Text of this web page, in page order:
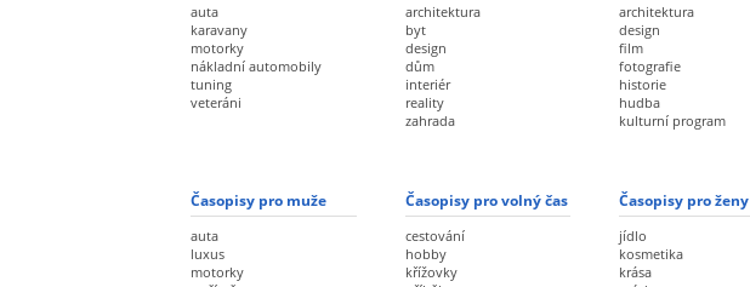
auta
karavany
motorky
nákladní automobily
tuning
veteráni
architektura
byt
design
dům
interiér
reality
zahrada
architektura
design
film
fotografie
historie
hudba
kulturní program
Časopisy pro muže
auta
luxus
motorky
Časopisy pro volný čas
cestování
hobby
křížovky
Časopisy pro ženy
jídlo
kosmetika
krása